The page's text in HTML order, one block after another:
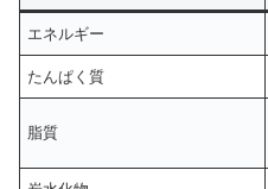
エネルギー
たんぱく質
脂質